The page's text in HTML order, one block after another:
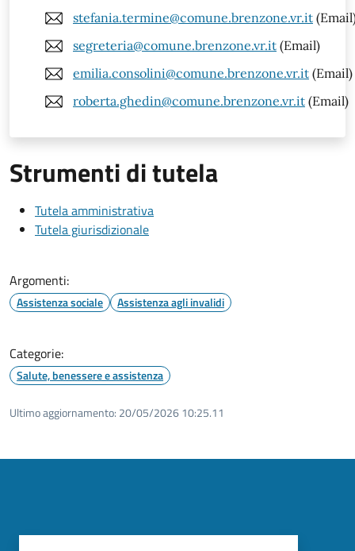
stefania.termine@comune.brenzone.vr.it
segreteria@comune.brenzone.vr.it (Email)
emilia.consolini@comune.brenzone.vr.it (Email)
roberta.ghedin@comune.brenzone.vr.it (Email)
Strumenti di tutela
Tutela amministrativa
Tutela giurisdizionale
Argomenti:
Assistenza sociale Assistenza agli invalidi
Categorie:
Salute, benessere e assistenza
Ultimo aggiornamento: 20/05/2026 10:25.11